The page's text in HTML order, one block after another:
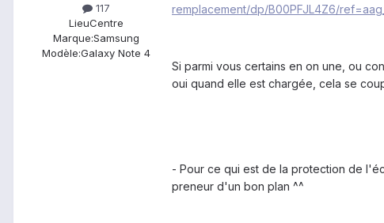
117
LieuCentre
Marque:Samsung
Modèle:Galaxy Note 4
remplacement/dp/B00PFJL4Z6/
Si parmi vous certains en on une, ou
oui quand elle est chargée, cela se
- Pour ce qui est de la protection de
preneur d'un bon plan ^^